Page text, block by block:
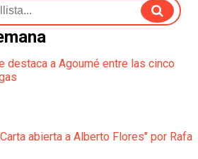
destaca a Agoumé entre las cinco
abierta a Alberto Flores" por Rafa